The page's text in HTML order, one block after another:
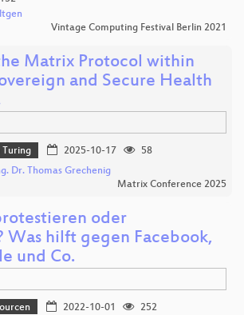
Vintage Computing Festival Berlin 2021
Matrix Protocol within
and Secure Health
Turing 2025-10-17
58
Dr. Thomas Grechenig
Matrix Conference 2025
oder
Was hilft gegen Facebook,
und Co.
2022-10-01
252